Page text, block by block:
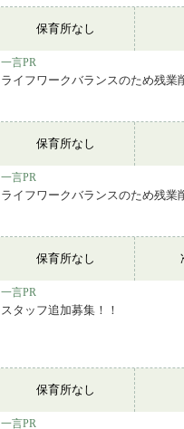
保育所なし
一言PR
ライフワークバランスのため残業
保育所なし
一言PR
ライフワークバランスのため残業
保育所なし
一言PR
スタッフ追加募集！！
保育所なし
一言PR